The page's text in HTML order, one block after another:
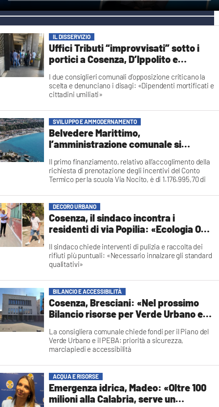
LACPLAY.IT
LACTV.IT
LACONAIR.IT
LACITYMAG.IT
ILREGGINO.IT
COSENZACHANNEL.IT
ILVIBONESE.IT
CATANZAROCHANNEL.IT
App
ANDROID
IL DISSERVIZIO
Uffici Tributi “improvvisati” sotto i
portici a Cosenza, D’Ippolito e
I due consiglieri comunali d’opposizione criticano la
scelta e denunciano i disagi: «Dipendenti mortificati e
cittadini umiliati»
SVILUPPO E AMMODERNAMENTO
Belvedere Marittimo,
l’amministrazione comunale si
pubblici
Il primo finanziamento, relativo all’accoglimento della
richiesta di prenotazione degli incentivi del Conto
Termico per la scuola Via Nocito, è di 1.176.995,70 di
Sport di Via degli Svevi, per il quale è stato approvato
l'ulteriore incentivo di 324.534,60 euro
Francesca Lagatta
DECORO URBANO
Cosenza, il sindaco incontra i
residenti di via Popilia: «Ecologia Oggi
più»
Il sindaco chiede interventi di pulizia e raccolta dei
rifiuti più puntuali: «Necessario innalzare gli standard
qualitativi»
BILANCIO E ACCESSIBILITÀ
Cosenza, Bresciani: «Nel prossimo
Bilancio risorse per Verde Urbano e
La consigliera comunale chiede fondi per il Piano del
Verde Urbano e il PEBA: priorità a sicurezza,
marciapiedi e accessibilità
ACQUA E RISORSE
Emergenza idrica, Madeo: «Oltre 100
milioni alla Calabria, serve un